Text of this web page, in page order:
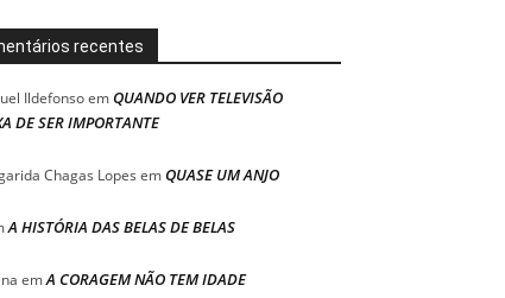
recentes
IldefonsoemQUANDO VER TELEVISÃO
DE SER IMPORTANTE
Chagas Lopes emQUASE UM ANJO
A HISTÓRIA DAS BELAS DE BELAS
emA CORAGEM NÃO TEM IDADE